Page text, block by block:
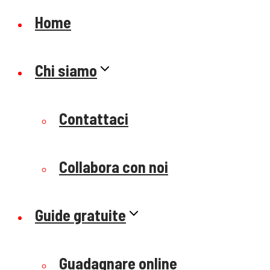
Home
Chi siamo
Contattaci
Collabora con noi
Guide gratuite
Guadagnare online